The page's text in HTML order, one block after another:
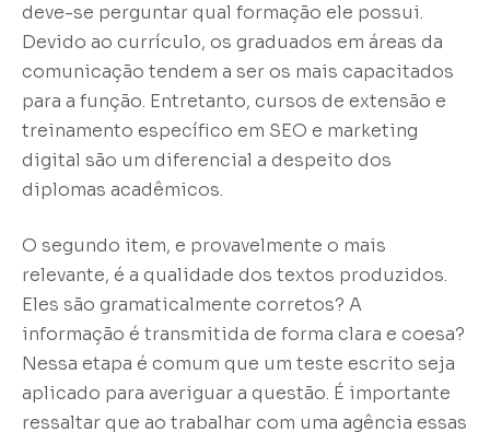
deve-se perguntar qual formação ele possui.
Devido ao currículo, os graduados em áreas da
comunicação tendem a ser os mais capacitados
para a função. Entretanto, cursos de extensão e
treinamento específico em SEO e marketing
digital são um diferencial a despeito dos
diplomas acadêmicos.
O segundo item, e provavelmente o mais
relevante, é a qualidade dos textos produzidos.
Eles são gramaticalmente corretos? A
informação é transmitida de forma clara e coesa?
Nessa etapa é comum que um teste escrito seja
aplicado para averiguar a questão. É importante
ressaltar que ao trabalhar com uma agência essas